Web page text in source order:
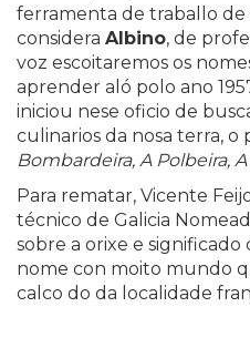
ferramenta de traballo de
considera Albino, de
voz escoitaremos os
aprender aló polo ano
iniciou nese oficio de
culinarios da nosa terra, o
Bombardeira, A Polbeira,
Para rematar, Vicente
técnico de Galicia
sobre a orixe e
nome con moito mundo
calco do da localidade